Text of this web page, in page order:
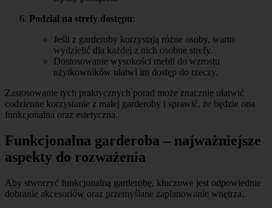
Podział na strefy dostępu:
Jeśli z garderoby korzystają różne osoby, warto
wydzielić dla każdej z nich osobne strefy.
Dostosowanie wysokości mebli do wzrostu
użytkowników ułatwi im dostęp do rzeczy.
Zastosowanie tych praktycznych porad może znacznie ułatwić
codzienne korzystanie z małej garderoby i sprawić, że będzie ona
funkcjonalna oraz estetyczna.
Funkcjonalna garderoba – najważniejsze
aspekty do rozważenia
Aby stworzyć funkcjonalną garderobę, kluczowe jest odpowiednie
dobranie akcesoriów oraz przemyślane zaplanowanie wnętrza.